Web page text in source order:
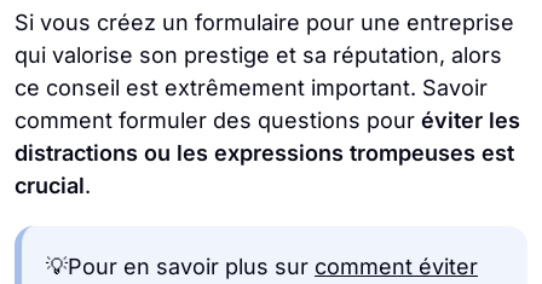
Si vous créez un formulaire pour une entreprise
qui valorise son prestige et sa réputation, alors
ce conseil est extrêmement important. Savoir
comment formuler des questions pour éviter les
distractions ou les expressions trompeuses est
crucial.
💡Pour en savoir plus sur comment éviter